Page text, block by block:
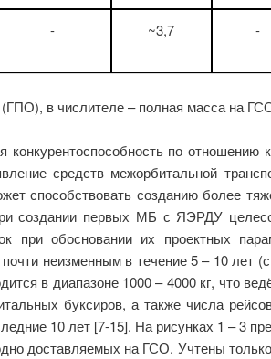
- ~3,7 -
в числителе – полная масса на
по
средств межорбитальной
способствовать созданию более
создании первых МБ с ЯЭРДУ
обосновании их проектных
неизменным в течение 5 – 10 лет
в диапазоне 1000 – 4000 кг, что
буксиров, а также числа
10 лет [7-15]. На рисунках 1 – 3
доставляемых на ГСО. Учтены